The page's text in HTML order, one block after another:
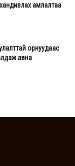
амлалтаа
орнуудаас
авна